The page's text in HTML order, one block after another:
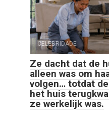
CELEBRIDADE
Ze dacht dat de
alleen was om
volgen… totdat
het huis
ze werkelijk was.